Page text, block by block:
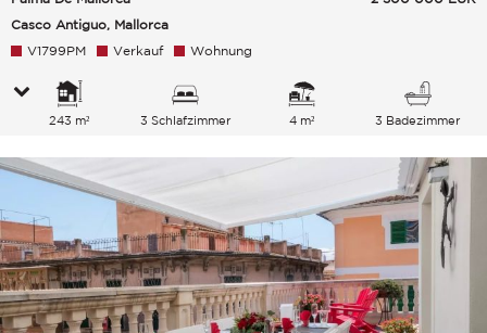
Casco Antiguo, Mallorca
V1799PM Verkauf Wohnung
243 m² 3 Schlafzimmer 4 m² 3 Badezimmer